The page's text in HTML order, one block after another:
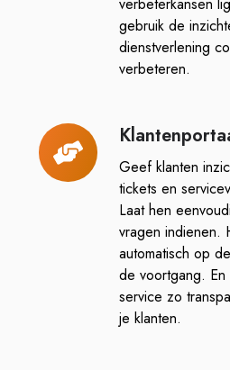
gebruik de
dienstverlening
verbeteren.
Geef klanten
tickets en
Laat hen
vragen indienen.
automatisch op
de voortgang. En
service zo
je klanten.
Klantenportaal